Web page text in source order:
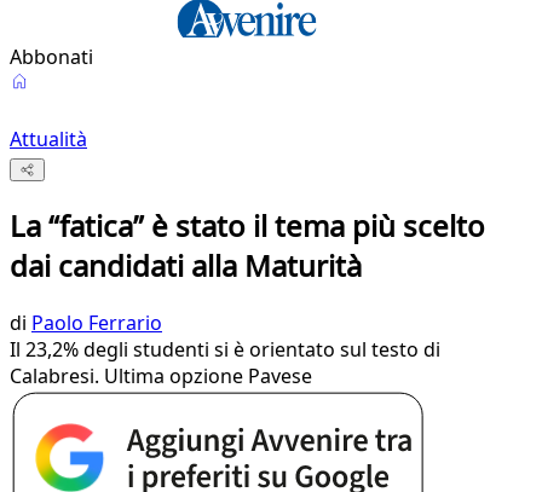
Abbonati
Attualità
La “fatica” è stato il tema più scelto
dai candidati alla Maturità
di Paolo Ferrario
Il 23,2% degli studenti si è orientato sul testo di
Calabresi. Ultima opzione Pavese